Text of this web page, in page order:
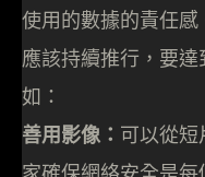
使用的數據的責任
應該持續推行，要
如：
善用影像： 可以從短